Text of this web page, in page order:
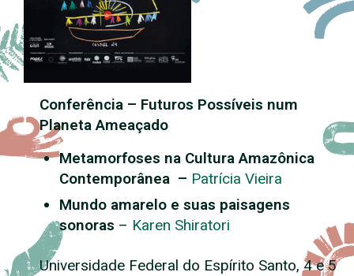
Conferência – Futuros Possíveis num
Planeta Ameaçado
Metamorfoses na Cultura Amazônica
Contemporânea – Patrícia Vieira
Mundo amarelo e suas paisagens
sonoras – Karen Shiratori
Universidade Federal do Espírito Santo, 4 e 5